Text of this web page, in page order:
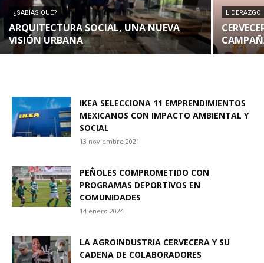
¿SABÍAS QUÉ?
ARQUITECTURA SOCIAL, UNA NUEVA
VISIÓN URBANA
LIDERAZGO
IKEA SELECCIONA 11 EMPRENDIMIENTOS
MEXICANOS CON IMPACTO AMBIENTAL Y
SOCIAL
13 noviembre 2021
PEÑOLES COMPROMETIDO CON
PROGRAMAS DEPORTIVOS EN
COMUNIDADES
14 enero 2024
LA AGROINDUSTRIA CERVECERA Y SU
CADENA DE COLABORADORES